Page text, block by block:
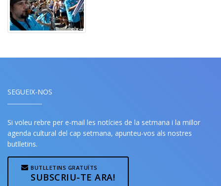
SEGUEIX-NOS
Si voleu rebre per e-mail les notícies de la setmana i la millor
agenda cultural del cap setmana, apunteu-vos als nostres
butlletins.
BUTLLETINS GRATUÏTS
SUBSCRIU-TE ARA!